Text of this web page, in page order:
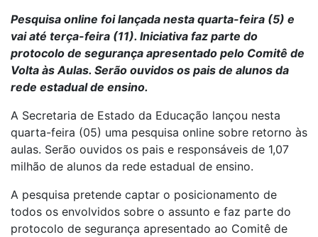
Pesquisa online foi lançada nesta quarta-feira (5) e
vai até terça-feira (11). Iniciativa faz parte do
protocolo de segurança apresentado pelo Comitê de
Volta às Aulas. Serão ouvidos os pais de alunos da
rede estadual de ensino.
A Secretaria de Estado da Educação lançou nesta
quarta-feira (05) uma pesquisa online sobre retorno às
aulas. Serão ouvidos os pais e responsáveis de 1,07
milhão de alunos da rede estadual de ensino.
A pesquisa pretende captar o posicionamento de
todos os envolvidos sobre o assunto e faz parte do
protocolo de segurança apresentado ao Comitê de